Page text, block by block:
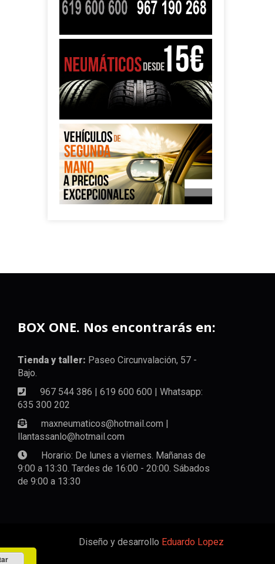
BOX ONE. Nos encontrarás en:
Tienda y taller: Paseo Circunvalación, 57 -
Bajo.
967 544 386 | 619 600 600 | Whatsapp:
635 300 202
maxneumaticos@hotmail.com |
llantassanlo@hotmail.com
Horario: De lunes a viernes. Mañanas de
9:00 a 13:30. Tardes de 16:00 - 20:00. Sábados
de 9:00 a 13:30
Diseño y desarrollo Eduardo Lopez